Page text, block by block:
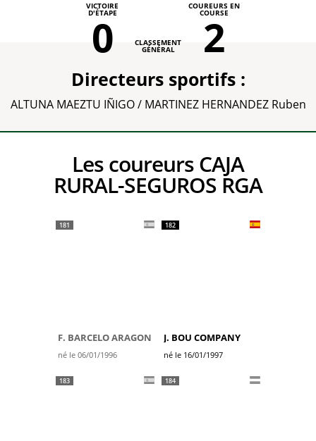
VICTOIRE
D'ÉTAPE
0 CLASSEMENT
GÉNÉRAL
COUREURS EN
COURSE
2
Directeurs sportifs :
ALTUNA MAEZTU IÑIGO / MARTINEZ HERNANDEZ Ruben
Les coureurs CAJA
RURAL-SEGUROS RGA
181
F. BARCELO ARAGON
né le 06/01/1996
182
J. BOU COMPANY
né le 16/01/1997
183 184